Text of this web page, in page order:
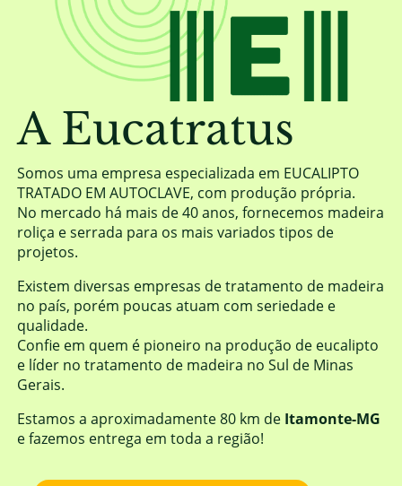
A Eucatratus
Somos uma empresa especializada em EUCALIPTO
TRATADO EM AUTOCLAVE, com produção própria.
No mercado há mais de 40 anos, fornecemos madeira
roliça e serrada para os mais variados tipos de
projetos.
Existem diversas empresas de tratamento de madeira
no país, porém poucas atuam com seriedade e
qualidade.
Confie em quem é pioneiro na produção de eucalipto
e líder no tratamento de madeira no Sul de Minas
Gerais.
Estamos a aproximadamente 80 km de Itamonte-MG
e fazemos entrega em toda a região!